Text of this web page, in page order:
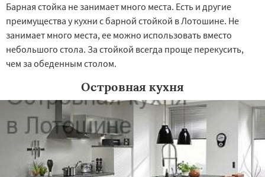
Барная стойка не занимает много места. Есть и другие
преимущества у кухни с барной стойкой в Лотошине. Не
занимает много места, ее можно использовать вместо
небольшого стола. За стойкой всегда проще перекусить,
чем за обеденным столом.
Островная кухня